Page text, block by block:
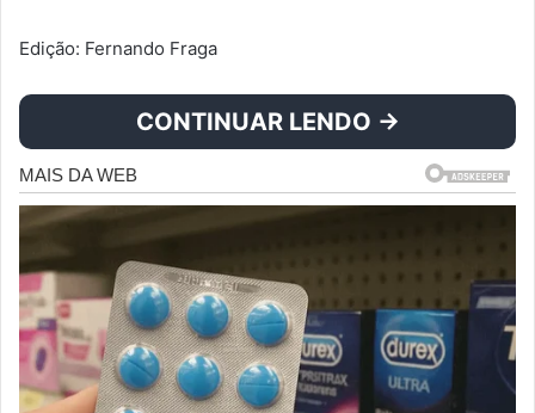
Edição: Fernando Fraga
CONTINUAR LENDO →